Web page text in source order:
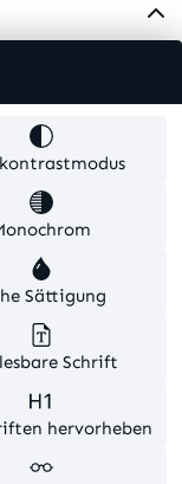
zzgl.
sind
Theme by
Sättigung
Schrift
hervorheben
bestmögliche